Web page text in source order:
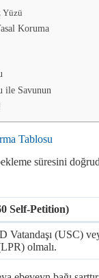
Yüzü
Koruma
ile Savunun
Tablosu
süresini
Self-Petition)
Vatandaşı (USC)
olmalı.